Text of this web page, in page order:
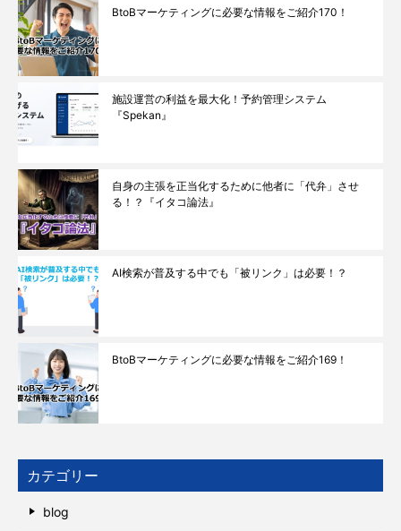
BtoBマーケティングに必要な情報をご紹介170！
施設運営の利益を最大化！予約管理システム
『Spekan』
自身の主張を正当化するために他者に「代弁」させ
る！？『イタコ論法』
AI検索が普及する中でも「被リンク」は必要！？
BtoBマーケティングに必要な情報をご紹介169！
カテゴリー
blog